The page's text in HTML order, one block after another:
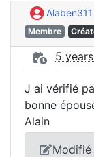
Alaben311
Membre
5
J ai vérifié
bonne
Alain